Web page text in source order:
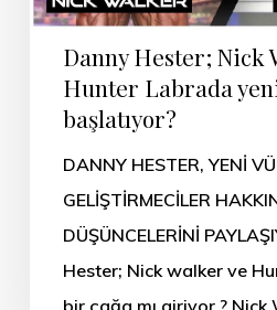
Danny Hester; Nick
Hunter Labrada
başlatıyor?
DANNY HESTER, YENİ
GELİŞTİRMECİLER
DÜŞÜNCELERİNİ
Hester; Nick walker ve
bir çağa mı giriyor ? Nick